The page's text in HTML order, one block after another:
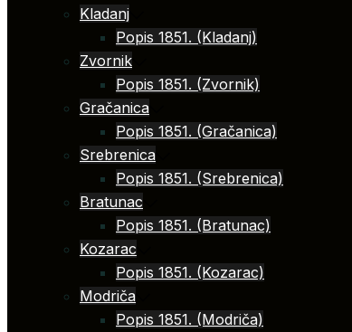
Kladanj
Popis 1851. (Kladanj)
Zvornik
Popis 1851. (Zvornik)
Gračanica
Popis 1851. (Gračanica)
Srebrenica
Popis 1851. (Srebrenica)
Bratunac
Popis 1851. (Bratunac)
Kozarac
Popis 1851. (Kozarac)
Modriča
Popis 1851. (Modriča)